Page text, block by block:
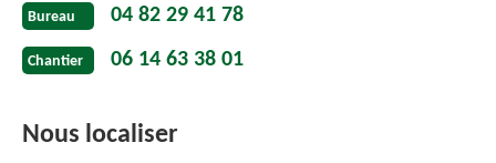
Bureau 04 82 29 41 78
Chantier 06 14 63 38 01
Nous localiser